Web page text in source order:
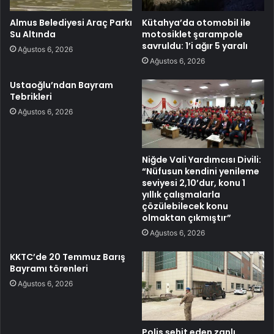
Almus Belediyesi Araç Parkı
Su Altında
Ağustos 6, 2026
Kütahya’da otomobil ile
motosiklet şarampole
savruldu: 1’i ağır 5 yaralı
Ağustos 6, 2026
Ustaoğlu’ndan Bayram
Tebrikleri
Ağustos 6, 2026
Niğde Vali Yardımcısı Divili:
“Nüfusun kendini yenileme
seviyesi 2,10’dur, konu 1
yıllık çalışmalarla
çözülebilecek konu
olmaktan çıkmıştır”
Ağustos 6, 2026
KKTC’de 20 Temmuz Barış
Bayramı törenleri
Ağustos 6, 2026